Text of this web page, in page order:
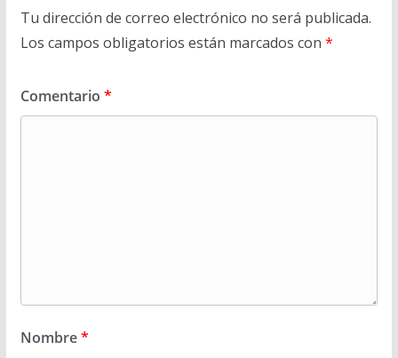
Tu dirección de correo electrónico no será publicada.
Los campos obligatorios están marcados con *
Comentario *
Nombre*